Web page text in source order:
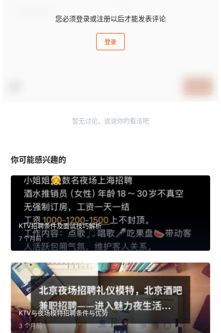
您必须登录或注册以后才能发表评论
登录
暂无讨论，说说你的看法吧
你可能感兴趣的
KTV招聘条件及面试技巧解析
7 个月前
KTV与夜场模特招聘条件与优势
3 个月前